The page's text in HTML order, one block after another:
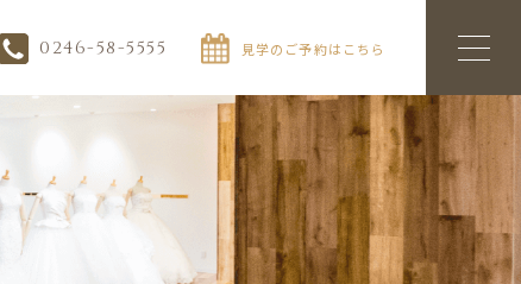
0246-58-5555 見学のご予約はこちら